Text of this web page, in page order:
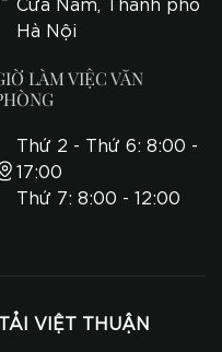
Hà Nội
LÀM VIỆC VĂN
Thứ 2 - Thứ 6: 8:00 -
17:00
Thứ 7: 8:00 - 12:00
VIỆT THUẬN